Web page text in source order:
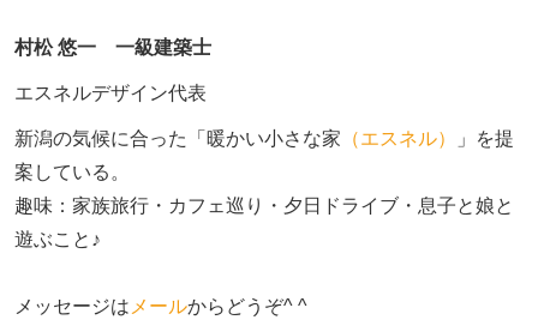
村松 悠一 一級建築士
エスネルデザイン代表
新潟の気候に合った「暖かい小さな家 （エスネル）
」を提
案している。
趣味：家族旅行・カフェ巡り・夕日ドライブ・息子と娘と
遊ぶこと♪
メッセージは メールからどうぞ^ ^